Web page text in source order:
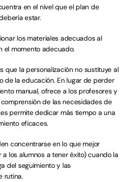
en el nivel que el plan de
estar.
los materiales adecuados al
el momento adecuado.
que la personalización no sustituye al
de la educación. En lugar de perder
manual, ofrece a los profesores y
de las necesidades de
permite dedicar más tiempo a una
eficaces.
concentrarse en lo que mejor
los alumnos a tener éxito) cuando la
del seguimiento y las
rutina.